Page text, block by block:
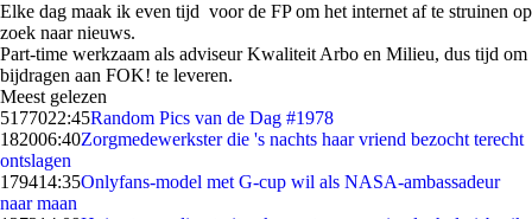
Elke dag maak ik even tijd voor de FP om het internet af te struinen op
zoek naar nieuws.
Part-time werkzaam als adviseur Kwaliteit Arbo en Milieu, dus tijd om
bijdragen aan FOK! te leveren.
Meest gelezen
5177022:45Random Pics van de Dag #1978
182006:40Zorgmedewerkster die 's nachts haar vriend bezocht terecht
ontslagen
179414:35Onlyfans-model met G-cup wil als NASA-ambassadeur
naar maan